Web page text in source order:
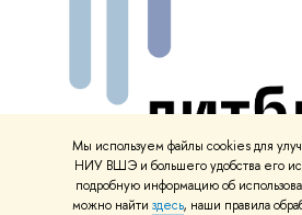
Мы используем файлы cookies для
НИУ ВШЭ и большего удобства его
подробную информацию об
можно найти здесь, наши правила